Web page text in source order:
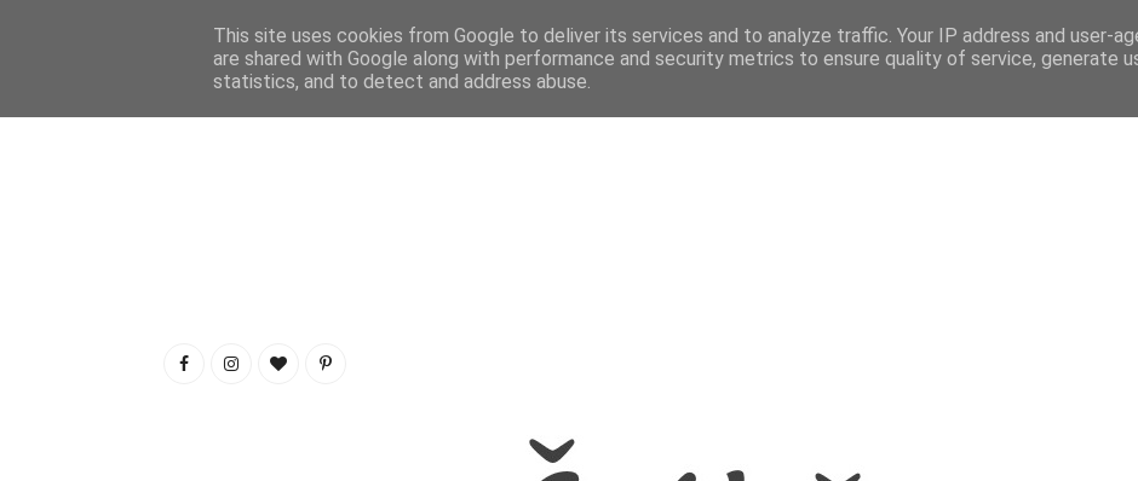
This site uses cookies from Google to deliver its services and to analyze traffic. Your IP address and user-
are shared with Google along with performance and security metrics to ensure quality of service, generate
statistics, and to detect and address abuse.